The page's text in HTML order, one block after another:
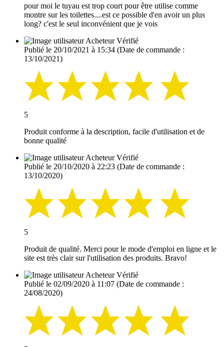
pour moi le tuyau est trop court pour être utilise comme
montre sur les toilettes....est ce possible d'en avoir un plus
long? c'est le seul inconvénient que je vois
Acheteur Vérifié
Publié le 20/10/2021 à 15:34 (Date de commande :
13/10/2021)
5
Produit conforme à la description, facile d'utilisation et de
bonne qualité
Acheteur Vérifié
Publié le 20/10/2020 à 22:23 (Date de commande :
13/10/2020)
5
Produit de qualité. Merci pour le mode d'emploi en ligne et le
site est très clair sur l'utilisation des produits. Bravo!
Acheteur Vérifié
Publié le 02/09/2020 à 11:07 (Date de commande :
24/08/2020)